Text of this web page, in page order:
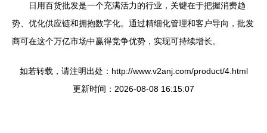
日用百货批发是一个充满活力的行业，关键在于把握消费趋
势、优化供应链和拥抱数字化。通过精细化管理和客户导向，批发
商可在这个万亿市场中赢得竞争优势，实现可持续增长。
如若转载，请注明出处：http://www.v2anj.com/product/4.html
更新时间：2026-08-08 16:15:07